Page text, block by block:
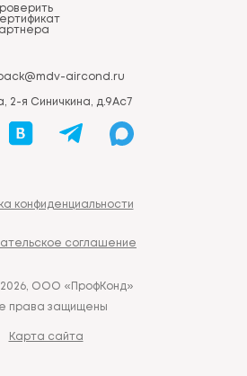
aircond.ru
2-я Синичкина, д.9Ас7
конфиденциальности
соглашение
ООО «ПрофКонд»
права защищены
Карта сайта